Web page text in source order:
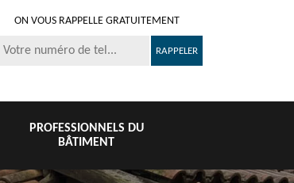
ON VOUS RAPPELLE GRATUITEMENT
PROFESSIONNELS DU
BÂTIMENT